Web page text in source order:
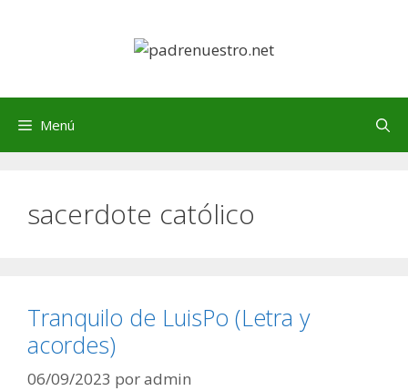
Menú
sacerdote católico
Tranquilo de LuisPo (Letra y
acordes)
06/09/2023 poradmin